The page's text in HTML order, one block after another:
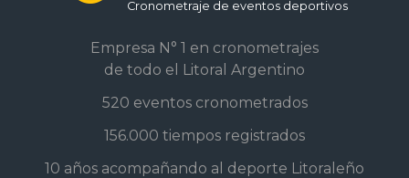
Cronometraje de eventos deportivos
Empresa N° 1 en cronometrajes
de todo el Litoral Argentino
520 eventos cronometrados
156.000 tiempos registrados
10 años acompañando al deporte Litoraleño